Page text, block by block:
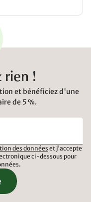
rien !
et bénéficiez d'une
de 5 %.
des donnéeset j'accepte
ci-dessous pour